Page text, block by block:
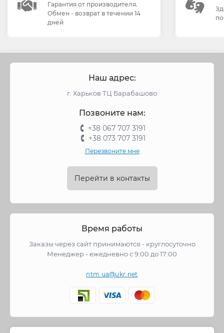
Гарантия от производителя.
Обмен - возврат в течении 14
дней
Наш адрес:
г. Харьков ТЦ Барабашово
Позвоните нам:
+38 067 707 3191
+38 073 707 3191
Перезвоните мне
Перейти в контакты
Время работы
Заказы через сайт принимаются - круглосуточно
Менеджер - ежедневно с 9:00 до 17:00
ntm.ua@ukr.net